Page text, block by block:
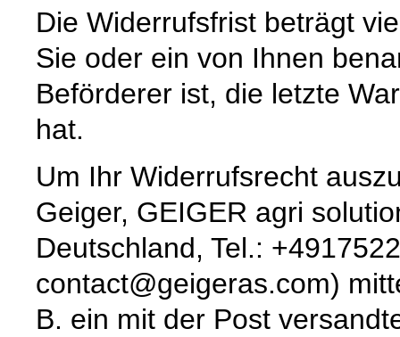
Die Widerrufsfrist beträgt
Sie oder ein von Ihnen
Beförderer ist, die letzte
hat.
Um Ihr Widerrufsrecht
Geiger, GEIGER agri
Deutschland, Tel.:
contact@geigeras.com)
B. ein mit der Post